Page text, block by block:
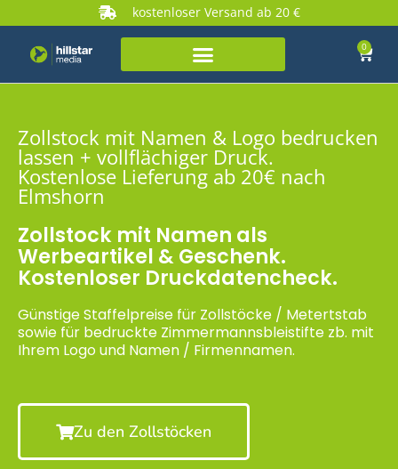
kostenloser Versand ab 20 €
0
Zollstock mit Namen & Logo bedrucken
lassen + vollflächiger Druck.
Kostenlose Lieferung ab 20€ nach
Elmshorn
Zollstock mit Namen als
Werbeartikel & Geschenk.
Kostenloser Druckdatencheck.
Günstige Staffelpreise für Zollstöcke / Metertstab
sowie für bedruckte Zimmermannsbleistifte zb. mit
Ihrem Logo und Namen / Firmennamen.
Zu den Zollstöcken